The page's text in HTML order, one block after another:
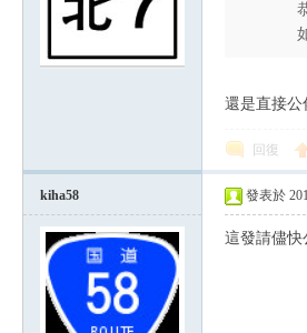
還是直接公
回復
kiha58 發表於
這發請儘